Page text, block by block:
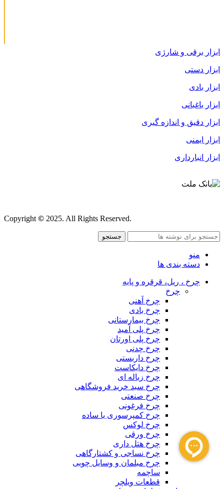
ابزار برقی و شارژی
ابزار دستی
ابزار بادی
ابزار باغبانی
ابزار دقیق و اندازه گیری
ابزار ایمنی
ابزار انبارداری
Copyright© 2025. All Rights Reserved.
جستجو
منو
دسته بندی ها
چرخ ، ریل، قرقره و پایه
چرخ
چرخ آهنی
چرخ بادی
چرخ بیمارستانی
چرخ پلی آمید
چرخ پلی اورتان
چرخ چدنی
چرخ داربستی
چرخ دایکاست
چرخ زباله ای
چرخ سبد خرید فروشگاهی
چرخ صنعتی
چرخ فرغونی
چرخ کمپرسوری یا ساده
چرخ لوکس
چرخ ورقی
چرخ هتل داری
چرخ نساجی و کشتارگاهی
چرخ مبلمان و وسایل چوبی
ساچمه
قطعات ویلچر